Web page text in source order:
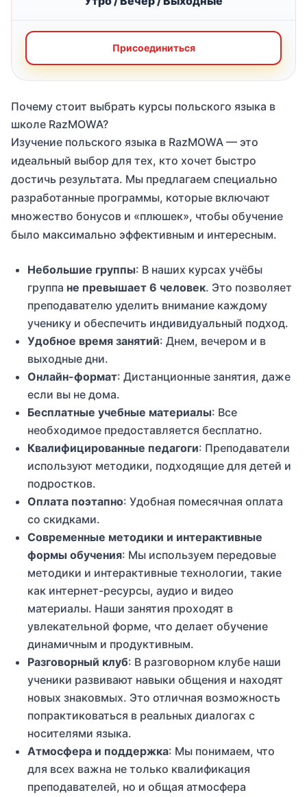
Присоединиться
Почему стоит выбрать курсы польского языка в
школе RazMOWA?
Изучение польского языка в RazMOWA — это
идеальный выбор для тех, кто хочет быстро
достичь результата. Мы предлагаем специально
разработанные программы, которые включают
множество бонусов и «плюшек», чтобы обучение
было максимально эффективным и интересным.
Небольшие группы: В наших курсах учёбы
группа не превышает 6 человек. Это позволяет
преподавателю уделить внимание каждому
ученику и обеспечить индивидуальный подход.
Удобное время занятий: Днем, вечером и в
выходные дни.
Онлайн-формат: Дистанционные занятия, даже
если вы не дома.
Бесплатные учебные материалы: Все
необходимое предоставляется бесплатно.
Квалифицированные педагоги: Преподаватели
используют методики, подходящие для детей и
подростков.
Оплата поэтапно: Удобная помесячная оплата
со скидками.
Современные методики и интерактивные
формы обучения: Мы используем передовые
методики и интерактивные технологии, такие
как интернет-ресурсы, аудио и видео
материалы. Наши занятия проходят в
увлекательной форме, что делает обучение
динамичным и продуктивным.
Разговорный клуб: В разговорном клубе наши
ученики развивают навыки общения и находят
новых знаковмых. Это отличная возможность
попрактиковаться в реальных диалогах с
носителями языка.
Атмосфера и поддержка: Мы понимаем, что
для всех важна не только квалификация
преподавателей, но и общая атмосфера